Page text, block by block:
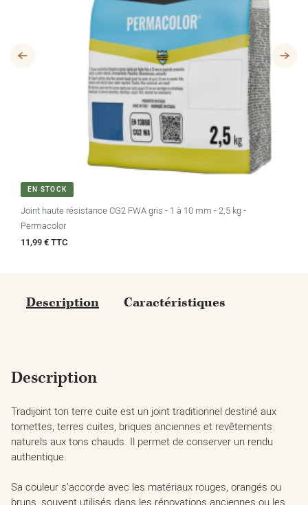
EN STOCK
Joint haute résistance CG2 FWA gris - 1 à 10 mm - 2,5 kg -
Permacolor
Prix
11,99 € TTC
Description Caractéristiques
Description
Tradijoint ton terre cuite est un joint traditionnel destiné aux
tomettes, terres cuites, briques anciennes et revêtements
naturels aux tons chauds. Il permet de conserver un rendu
authentique.
Sa couleur s’accorde avec les matériaux rouges, orangés ou
bruns, souvent utilisés dans les rénovations anciennes ou les